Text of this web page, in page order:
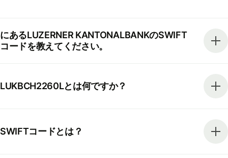
にあるLUZERNER KANTONALBANKのSWIFT
コードを教えてください。
LUKBCH2260Lとは何ですか？
SWIFTコードとは？